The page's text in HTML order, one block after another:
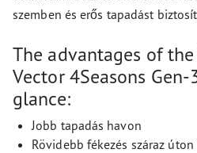
szemben és erős tapadást
The advantages of
Vector 4Seasons Gen-
glance:
Jobb tapadás havon
Rövidebb fékezés száraz